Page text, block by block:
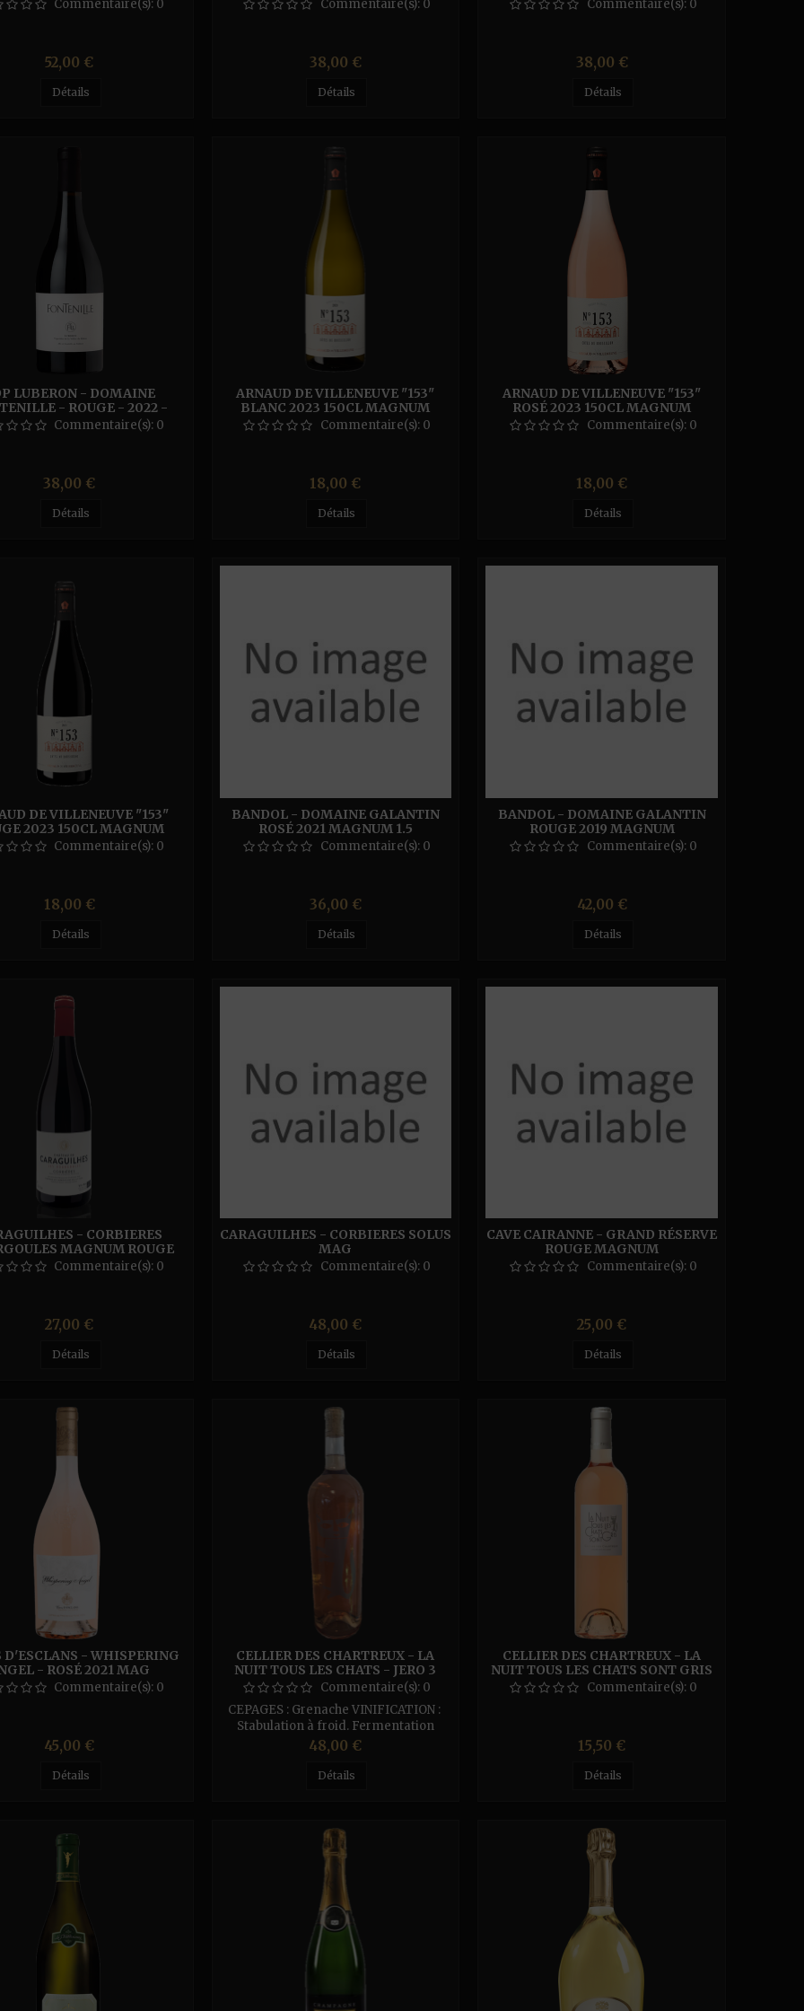
Commentaire(s): 0
Prix
52,00 €
Détails
Commentaire(s): 0
Prix
38,00 €
Détails
Commentaire(s): 0
Prix
38,00 €
Détails
LUBERON - DOMAINE
- ROUGE - 2022 -
MAGNUM
Commentaire(s): 0
Prix
38,00 €
Détails
ARNAUD DE VILLENEUVE "153"
BLANC 2023 150CL MAGNUM
Commentaire(s): 0
Prix
18,00 €
Détails
ARNAUD DE VILLENEUVE "153"
ROSÉ 2023 150CL MAGNUM
Commentaire(s): 0
Prix
18,00 €
Détails
DE VILLENEUVE "153"
2023 150CL MAGNUM
Commentaire(s): 0
Prix
18,00 €
Détails
BANDOL - DOMAINE GALANTIN
ROSÉ 2021 MAGNUM 1.5
Commentaire(s): 0
Prix
36,00 €
Détails
BANDOL - DOMAINE GALANTIN
ROUGE 2019 MAGNUM
Commentaire(s): 0
Prix
42,00 €
Détails
- CORBIERES
MAGNUM ROUGE
Commentaire(s): 0
Prix
27,00 €
Détails
CARAGUILHES - CORBIERES SOLUS
MAG
Commentaire(s): 0
Prix
48,00 €
Détails
CAVE CAIRANNE - GRAND RÉSERVE
ROUGE MAGNUM
Commentaire(s): 0
Prix
25,00 €
Détails
D'ESCLANS - WHISPERING
- ROSÉ 2021 MAG
Commentaire(s): 0
Prix
45,00 €
Détails
CELLIER DES CHARTREUX - LA
NUIT TOUS LES CHATS - JERO 3
LITRES
Commentaire(s): 0
CEPAGES : Grenache VINIFICATION :
Stabulation à froid. Fermentation
contrôlée à froid. TERROIRS : Sols
limoneux argilo-calcaires.
Prix
48,00 €
Détails
CELLIER DES CHARTREUX - LA
NUIT TOUS LES CHATS SONT GRIS
MAGNUM 1.5L
Commentaire(s): 0
Prix
15,50 €
Détails